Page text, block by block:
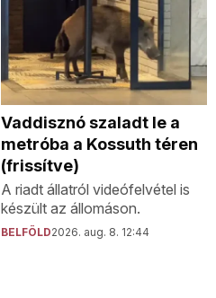
Vaddisznó szaladt le a
metróba a Kossuth téren
(frissítve)
A riadt állatról videófelvétel is
készült az állomáson.
BELFÖLD2026. aug. 8. 12:44